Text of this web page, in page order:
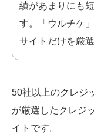
績があまりにも
す。「ウルチケ
サイトだけを厳
50社以上のクレジ
が厳選したクレジ
イトです。